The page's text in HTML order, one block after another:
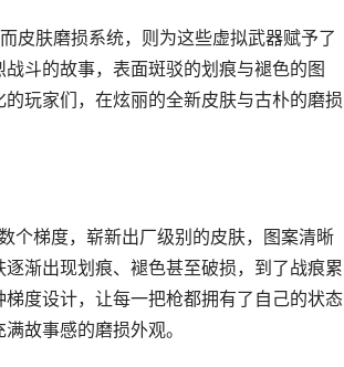
皮肤磨损系统，则为这些虚拟武器赋予了
斗的故事，表面斑驳的划痕与褪色的图
玩家们，在炫丽的全新皮肤与古朴的磨损
个梯度，崭新出厂级别的皮肤，图案清晰
渐出现划痕、褪色甚至破损，到了战痕累
度设计，让每一把枪都拥有了自己的状态
故事感的磨损外观。